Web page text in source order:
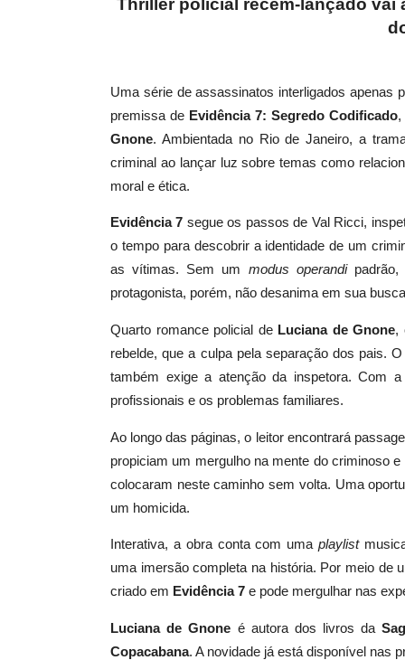
Thriller policial recém-lançado vai
Uma série de assassinatos interligados apenas
premissa de Evidência 7: Segredo Codificado,
Gnone. Ambientada no Rio de Janeiro, a
criminal ao lançar luz sobre temas como
moral e ética.
Evidência 7 segue os passos de Val Ricci,
o tempo para descobrir a identidade de um
as vítimas. Sem um modus operandi
protagonista, porém, não desanima em sua
Quarto romance policial de Luciana de Gnone,
rebelde, que a culpa pela separação dos pais.
também exige a atenção da inspetora. Com
profissionais e os problemas familiares.
Ao longo das páginas, o leitor encontrará
propiciam um mergulho na mente do criminoso
colocaram neste caminho sem volta. Uma
um homicida.
Interativa, a obra conta com umaplaylist
uma imersão completa na história. Por meio de
criado em Evidência 7 e pode mergulhar nas
Luciana de Gnone é autora dos livros da
Copacabana. A novidade já está disponível nas